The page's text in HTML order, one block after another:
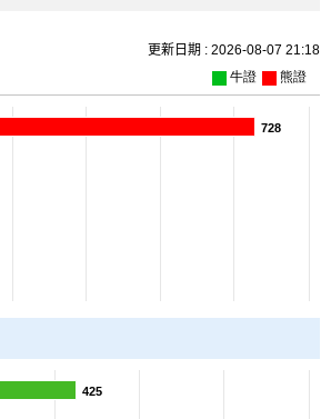
更新日期 : 2026-08-07 21:18